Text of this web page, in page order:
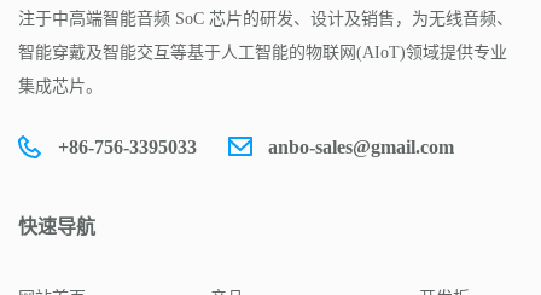
注于中高端智能音频 SoC 芯片的研发、设计及销售，为无线音频、
智能穿戴及智能交互等基于人工智能的物联网(AIoT)领域提供专业
集成芯片。
+86-756-3395033 anbo-sales@gmail.com
快速导航